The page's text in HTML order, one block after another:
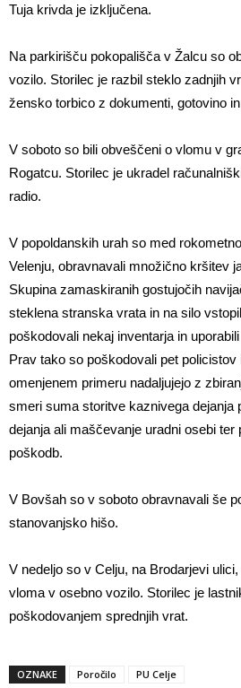
Tuja krivda je izključena.
Na parkirišču pokopališča v Žalcu so
vozilo. Storilec je razbil steklo zadnjih
žensko torbico z dokumenti, gotovino
V soboto so bili obveščeni o vlomu v
Rogatcu. Storilec je ukradel
radio.
V popoldanskih urah so med
Velenju, obravnavali množično kršitev
Skupina zamaskiranih gostujočih
steklena stranska vrata in na silo
poškodovali nekaj inventarja in
Prav tako so poškodovali pet
omenjenem primeru nadaljujejo z
smeri suma storitve kaznivega dejanja
dejanja ali maščevanje uradni osebi
poškodb.
V Bovšah so v soboto obravnavali še
stanovanjsko hišo.
V nedeljo so v Celju, na Brodarjevi
vloma v osebno vozilo. Storilec je
poškodovanjem sprednjih vrat.
OZNAKE Poročilo PU Celje